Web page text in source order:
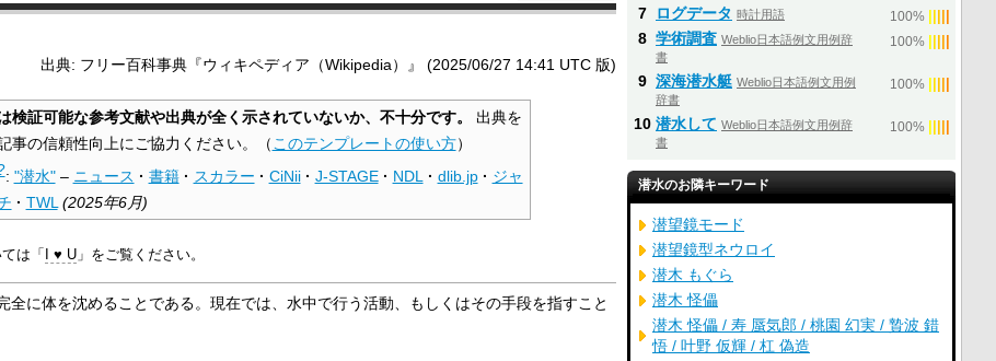
出典: フリー百科事典『ウィキペディア（Wikipedia）』 (2025/06/27 14:41 UTC 版)
検証可能な参考文献や出典が全く示されていないか、不十分です。
出典を
事の信頼性向上にご協力ください。
（このテンプレートの使い方）
: "潜水"– ニュース · 書籍 · スカラー · CiNii · J-STAGE · NDL · dlib.jp · ジャ
· TWL (2025年6月)
は「 I ♥ U」をご覧ください。
全に体を沈めることである。現在では、水中で行う活動、もしくはその手段を指すこと
7 ログデータ 時計用語 100%
8 学術調査 Weblio日本語例文用例辞
書
100%
9 深海潜水艇 Weblio日本語例文用例
辞書
100%
10 潜水して Weblio日本語例文用例辞
書
100%
潜水のお隣キーワード
潜望鏡モード
潜望鏡型ネウロイ
潜木 もぐら
潜木 怪儡
潜木 怪儡 / 寿 蜃気郎 / 桃園 幻実 / 贄波 錯
悟 / 叶野 仮輝 / 杠 偽造